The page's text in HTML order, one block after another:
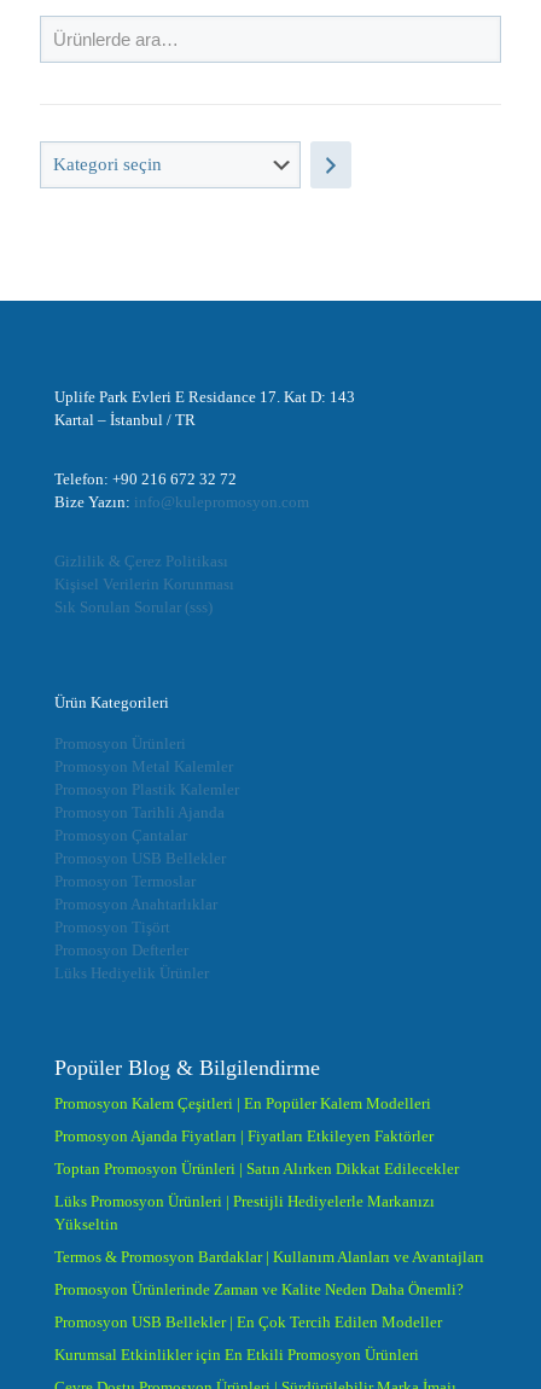
Kategori
Uplife Park Evleri E Residance 17. Kat D: 143
Kartal – İstanbul / TR
Telefon: +90 216 672 32 72
Bize Yazın: info@kulepromosyon.com
Gizlilik & Çerez Politikası
Kişisel Verilerin Korunması
Sık Sorulan Sorular (sss)
Ürün Kategorileri
Promosyon Ürünleri
Promosyon Metal Kalemler
Promosyon Plastik Kalemler
Promosyon Tarihli Ajanda
Promosyon Çantalar
Promosyon USB Bellekler
Promosyon Termoslar
Promosyon Anahtarlıklar
Promosyon Tişört
Promosyon Defterler
Lüks Hediyelik Ürünler
Popüler Blog & Bilgilendirme
Promosyon Kalem Çeşitleri | En Popüler Kalem Modelleri
Promosyon Ajanda Fiyatları | Fiyatları Etkileyen Faktörler
Toptan Promosyon Ürünleri | Satın Alırken Dikkat Edilecekler
Lüks Promosyon Ürünleri | Prestijli Hediyelerle Markanızı
Yükseltin
Termos & Promosyon Bardaklar | Kullanım Alanları ve Avantajları
Promosyon Ürünlerinde Zaman ve Kalite Neden Daha Önemli?
Promosyon USB Bellekler | En Çok Tercih Edilen Modeller
Kurumsal Etkinlikler için En Etkili Promosyon Ürünleri